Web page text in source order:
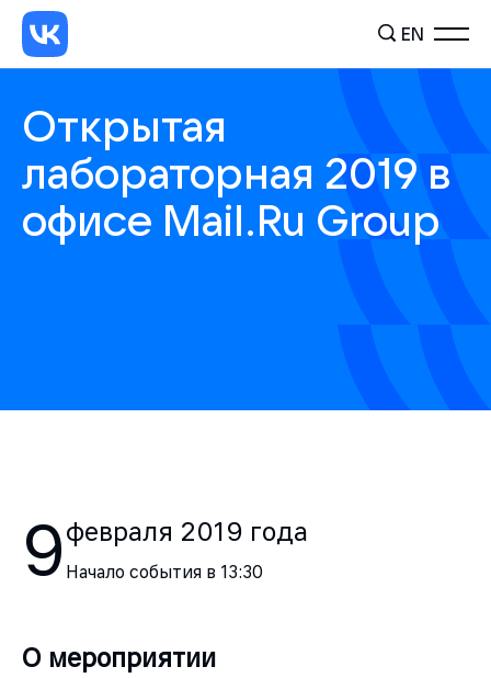
EN
Открытая
лабораторная 2019 в
офисе Mail.Ru Group
9февраля 2019 года
Начало события в 13:30
О мероприятии